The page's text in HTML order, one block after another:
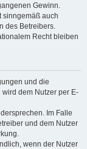
Gewinn.
sinngemäß auch
des Betreibers.
Recht bleiben
und die
dem Nutzer per E-
Im Falle
und dem Nutzer
wenn der Nutzer